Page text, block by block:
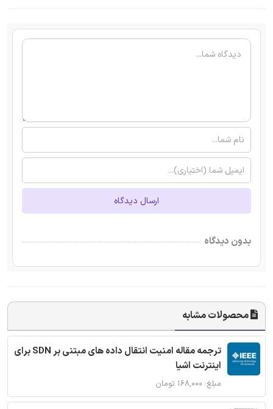
ارسال دیدگاه
بدون دیدگاه
محصولات مشابه
ترجمه مقاله امنیت انتقال داده های مبتنی بر SDN برای
اینترنت اشیا
مبلغ: ۱۶۸,۰۰۰ تومان